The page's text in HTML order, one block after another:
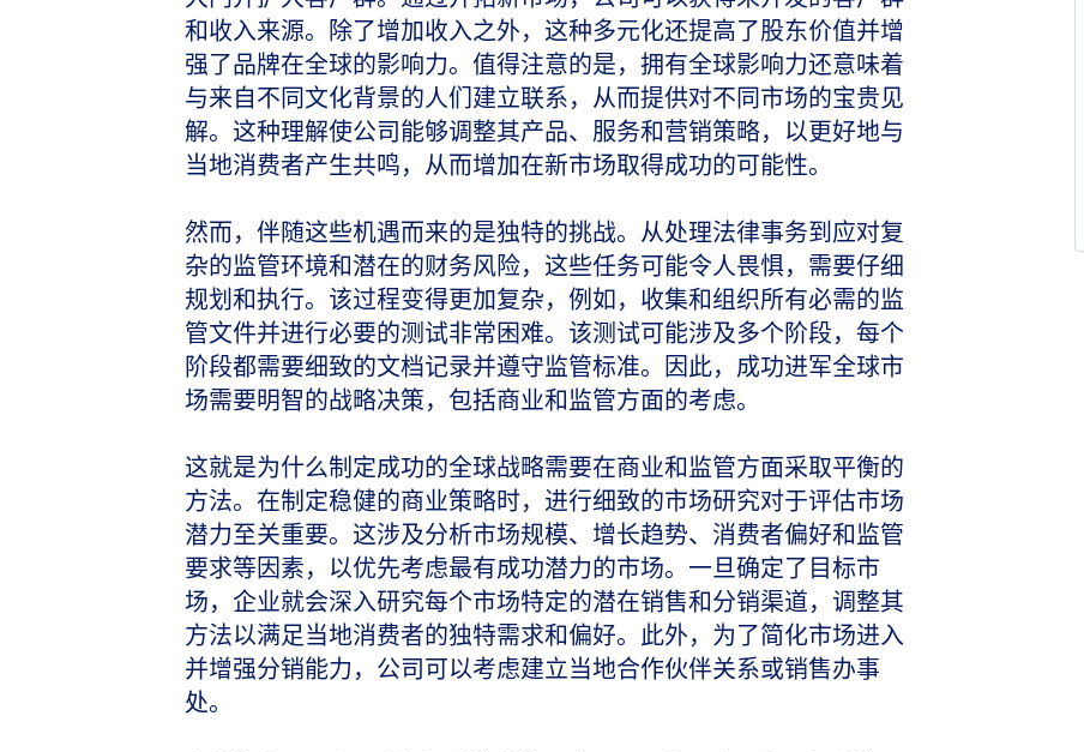
和收入来源。除了增加收入之外，这种多元化还提高了股东价值并增
强了品牌在全球的影响力。值得注意的是，拥有全球影响力还意味着
与来自不同文化背景的人们建立联系，从而提供对不同市场的宝贵见
解。这种理解使公司能够调整其产品、服务和营销策略，以更好地与
当地消费者产生共鸣，从而增加在新市场取得成功的可能性。
然而，伴随这些机遇而来的是独特的挑战。从处理法律事务到应对复
杂的监管环境和潜在的财务风险，这些任务可能令人畏惧，需要仔细
规划和执行。该过程变得更加复杂，例如，收集和组织所有必需的监
管文件并进行必要的测试非常困难。该测试可能涉及多个阶段，每个
阶段都需要细致的文档记录并遵守监管标准。因此，成功进军全球市
场需要明智的战略决策，包括商业和监管方面的考虑。
这就是为什么制定成功的全球战略需要在商业和监管方面采取平衡的
方法。在制定稳健的商业策略时，进行细致的市场研究对于评估市场
潜力至关重要。这涉及分析市场规模、增长趋势、消费者偏好和监管
要求等因素，以优先考虑最有成功潜力的市场。一旦确定了目标市
场，企业就会深入研究每个市场特定的潜在销售和分销渠道，调整其
方法以满足当地消费者的独特需求和偏好。此外，为了简化市场进入
并增强分销能力，公司可以考虑建立当地合作伙伴关系或销售办事
处。